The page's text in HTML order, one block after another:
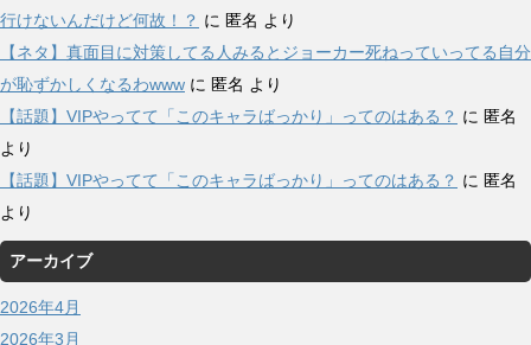
行けないんだけど何故！？ に 匿名 より
【ネタ】真面目に対策してる人みるとジョーカー死ねっていってる自分
が恥ずかしくなるわwww に 匿名 より
【話題】VIPやってて「このキャラばっかり」ってのはある？ に 匿名
より
【話題】VIPやってて「このキャラばっかり」ってのはある？ に 匿名
より
アーカイブ
2026年4月
2026年3月